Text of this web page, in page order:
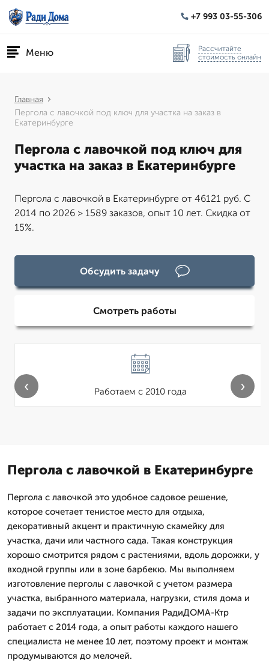
+7 993 03-55-306
Меню
Рассчитайте
стоимость онлайн
Главная
Пергола с лавочкой под ключ для участка на заказ в
Екатеринбурге
Пергола с лавочкой под ключ для
участка на заказ в Екатеринбурге
Пергола с лавочкой в Екатеринбурге от 46121 руб. С
2014 по 2026 > 1589 заказов, опыт 10 лет. Скидка от
15%.
Обсудить задачу
Смотреть работы
Работаем с 2010 года
‹ ›
Пергола с лавочкой в Екатеринбурге
Пергола с лавочкой это удобное садовое решение,
которое сочетает тенистое место для отдыха,
декоративный акцент и практичную скамейку для
участка, дачи или частного сада. Такая конструкция
хорошо смотрится рядом с растениями, вдоль дорожки, у
входной группы или в зоне барбекю. Мы выполняем
изготовление перголы с лавочкой с учетом размера
участка, выбранного материала, нагрузки, стиля дома и
задачи по эксплуатации. Компания РадиДОМА-Ктр
работает с 2014 года, а опыт работы каждого нашего
специалиста не менее 10 лет, поэтому проект и монтаж
продумываются до мелочей.